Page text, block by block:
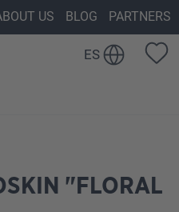
US BLOG PARTNERS
ES
"FLORAL